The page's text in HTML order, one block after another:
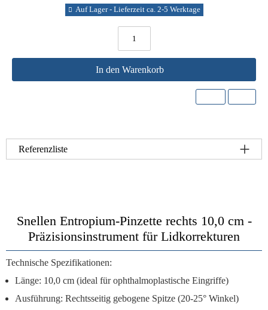
Auf Lager - Lieferzeit ca. 2-5 Werktage
In den Warenkorb
Referenzliste
Snellen Entropium-Pinzette rechts 10,0 cm -
Präzisionsinstrument für Lidkorrekturen
Technische Spezifikationen:
Länge: 10,0 cm (ideal für ophthalmoplastische Eingriffe)
Ausführung: Rechtsseitig gebogene Spitze (20-25° Winkel)